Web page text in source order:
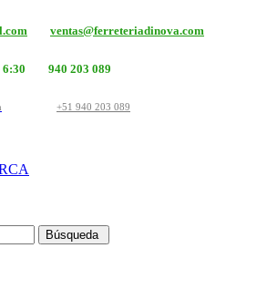
ventas@ferreteriadinova.com
6:30 940 203 089
+51 940 203 089
Búsqueda